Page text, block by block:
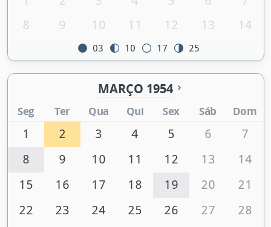
8
9 10 11 12 13 14
03 10 17 25
MARÇO 1954
Seg Ter Qua Qui Sex Sáb Dom
1 2 3 4 5 6
7
8
9 10 11 12 13
14
15
16 17 18 19 20
21
22
23 24 25 26 27
28